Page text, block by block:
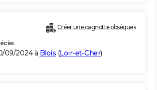
Créer une cagnotte obsèques
09/2024 à Blois (Loir-et-Cher)